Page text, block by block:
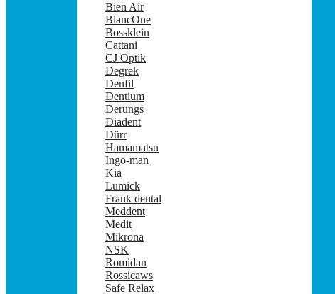
Bien Air
BlancOne
Bossklein
Cattani
CJ Optik
Degrek
Denfil
Dentium
Derungs
Diadent
Dürr
Hamamatsu
Ingo-man
Kia
Lumick
Frank dental
Meddent
Medit
Mikrona
NSK
Romidan
Rossicaws
Safe Relax